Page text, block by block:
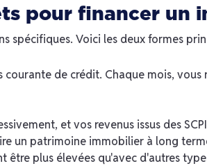
pour financer un
spécifiques. Voici les deux formes
de crédit. Chaque mois,
et vos revenus issus des
un patrimoine immobilier à long
être plus élevées qu'avec d'autres